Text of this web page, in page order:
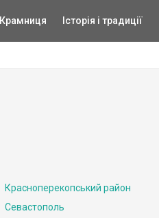
Крамниця Історія і традиції
Красноперекопський район
Севастополь